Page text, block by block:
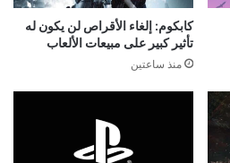
كابكوم: إلغاء الأقراص لن يكون له
تأثير كبير على مبيعات الألعاب
منذ ساعتين